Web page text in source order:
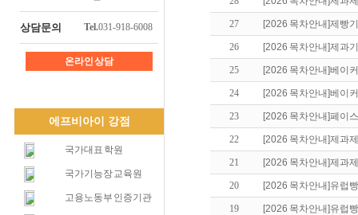
상담문의 Tel.031-918-6008
온라인 상담
에프비아이 강점
국가대표 학원
국가기능장 교육원
고용노동부 인증기관
27 [2026 목차안내]제빵
26 [2026 목차안내]제과
25 [2026 목차안내]베이
24 [2026 목차안내]베이
23 [2026 목차안내]페이
22 [2026 목차안내]제과
21 [2026 목차안내]제과
20 [2026 목차안내]유럽
19 [2026 목차안내]유럽